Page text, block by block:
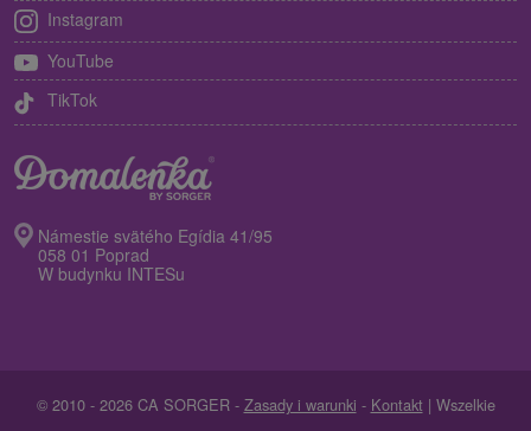
Instagram
YouTube
TikTok
Námestie svätého Egídia 41/95
058 01 Poprad
W budynku INTESu
© 2010 - 2026 CA SORGER - Zasady i warunki - Kontakt | Wszelkie